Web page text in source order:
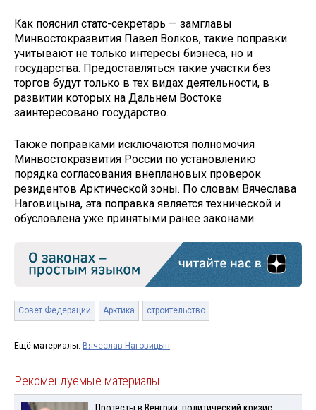
Как пояснил статс-секретарь — замглавы
Минвостокразвития Павел Волков, такие поправки
учитывают не только интересы бизнеса, но и
государства. Предоставляться такие участки без
торгов будут только в тех видах деятельности, в
развитии которых на Дальнем Востоке
заинтересовано государство.
Также поправками исключаются полномочия
Минвостокразвития России по установлению
порядка согласования внеплановых проверок
резидентов Арктической зоны. По словам Вячеслава
Наговицына, эта поправка является технической и
обусловлена уже принятыми ранее законами.
Совет Федерации Арктика строительство
Ещё материалы: Вячеслав Наговицын
Рекомендуемые материалы